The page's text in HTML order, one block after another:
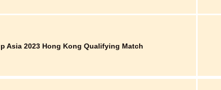
Asia 2023 Hong Kong Qualifying Match